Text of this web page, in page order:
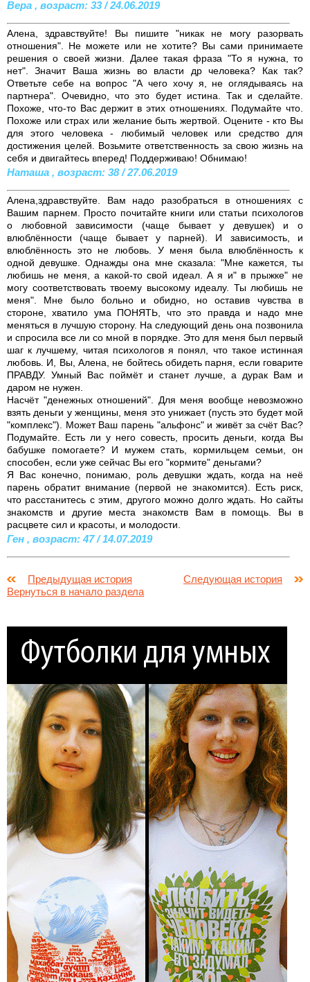
Вера , возраст: 33 / 24.06.2019
Алена, здравствуйте! Вы пишите "никак не могу разорвать
отношения". Не можете или не хотите? Вы сами принимаете
решения о своей жизни. Далее такая фраза "То я нужна, то
нет". Значит Ваша жизнь во власти др человека? Как так?
Ответьте себе на вопрос "А чего хочу я, не оглядываясь на
партнера". Очевидно, что это будет истина. Так и сделайте.
Похоже, что-то Вас держит в этих отношениях. Подумайте что.
Похоже или страх или желание быть жертвой. Оцените - кто Вы
для этого человека - любимый человек или средство для
достижения целей. Возьмите ответственность за свою жизнь на
себя и двигайтесь вперед! Поддерживаю! Обнимаю!
Наташа , возраст: 38 / 27.06.2019
Алена,здравствуйте. Вам надо разобраться в отношениях с
Вашим парнем. Просто почитайте книги или статьи психологов
о любовной зависимости (чаще бывает у девушек) и о
влюблённости (чаще бывает у парней). И зависимость, и
влюблённость это не любовь. У меня была влюблённость к
одной девушке. Однажды она мне сказала: "Мне кажется, ты
любишь не меня, а какой-то свой идеал. А я и" в прыжке" не
могу соответствовать твоему высокому идеалу. Ты любишь не
меня". Мне было больно и обидно, но оставив чувства в
стороне, хватило ума ПОНЯТЬ, что это правда и надо мне
меняться в лучшую сторону. На следующий день она позвонила
и спросила все ли со мной в порядке. Это для меня был первый
шаг к лучшему, читая психологов я понял, что такое истинная
любовь. И, Вы, Алена, не бойтесь обидеть парня, если говарите
ПРАВДУ. Умный Вас поймёт и станет лучше, а дурак Вам и
даром не нужен.
Насчёт "денежных отношений". Для меня вообще невозможно
взять деньги у женщины, меня это унижает (пусть это будет мой
"комплекс"). Может Ваш парень "альфонс" и живёт за счёт Вас?
Подумайте. Есть ли у него совесть, просить деньги, когда Вы
бабушке помогаете? И мужем стать, кормильцем семьи, он
способен, если уже сейчас Вы его "кормите" деньгами?
Я Вас конечно, понимаю, роль девушки ждать, когда на неё
парень обратит внимание (первой не знакомится). Есть риск,
что расстанитесь с этим, другого можно долго ждать. Но сайты
знакомств и другие места знакомств Вам в помощь. Вы в
расцвете сил и красоты, и молодости.
Ген , возраст: 47 / 14.07.2019
Предыдущая история
Следующая история
Вернуться в начало раздела